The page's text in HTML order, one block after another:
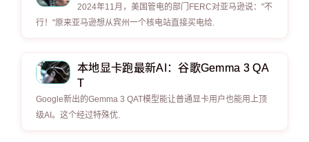
2024年11月，美国管电的部门FERC对亚马逊说："不
行！"原来亚马逊想从宾州一个核电站直接买电给.
本地显卡跑最新AI：谷歌Gemma 3 QA
T
Google新出的Gemma 3 QAT模型能让普通显卡用户也能用上顶
级AI。这个经过特殊优.